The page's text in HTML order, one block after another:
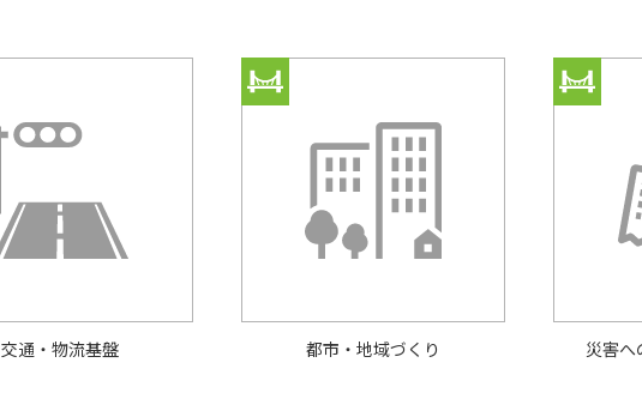
交通・物流基盤 都市・地域づくり 災害へ